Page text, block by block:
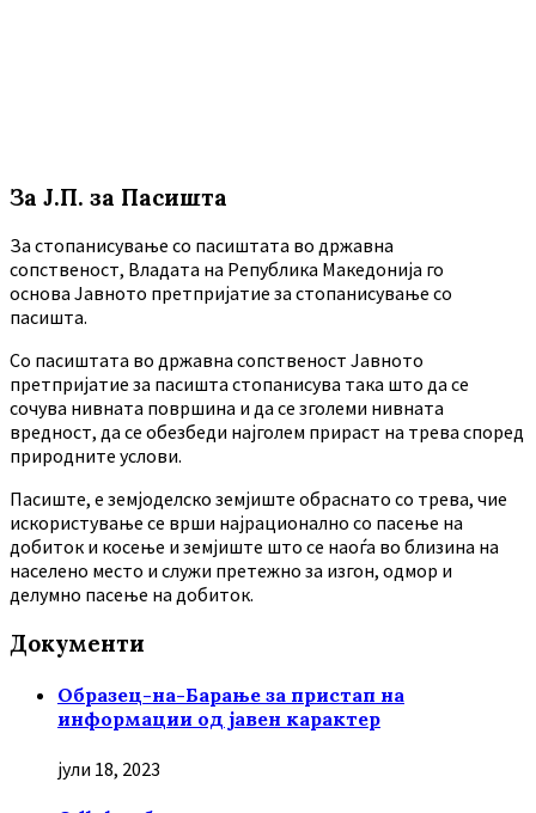
За Ј.П. за Пасишта
За стопанисување со пасиштата во државна
сопственост, Владата на Република Македонија го
основа Јавното претпријатие за стопанисување со
пасишта.
Co пасиштата во државна сопственост Јавното
претпријатие за пасишта стопанисува така што да се
сочува нивната површина и да се зголеми нивната
вредност, да се обезбеди најголем прираст на трева според
природните услови.
Пасиште, е земјоделско земјиште обраснато со трева, чие
искористување се врши најрационално со пасење на
добиток и косење и земјиште што се наоѓа во близина на
населено место и служи претежно за изгон, одмор и
делумно пасење на добиток.
Документи
Образец-на-Барање за пристап на
информации од јавен карактер
јули 18, 2023